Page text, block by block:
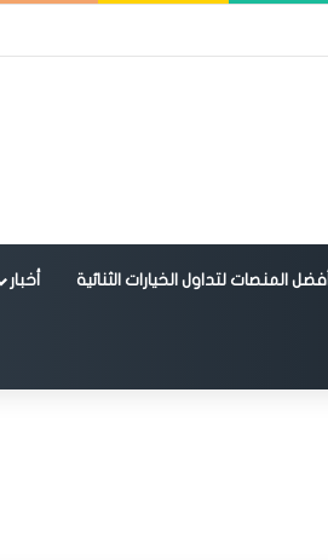
أفضل المنصات لتداول الخيارات الثنائية أخبار